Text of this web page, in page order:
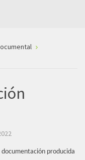
producida